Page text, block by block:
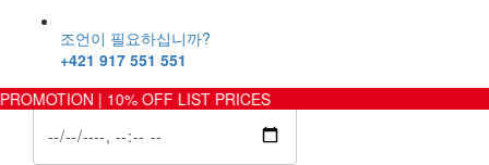
조언이 필요하십니까?
+421 917 551 551
| 10% OFF LIST PRICES
날짜